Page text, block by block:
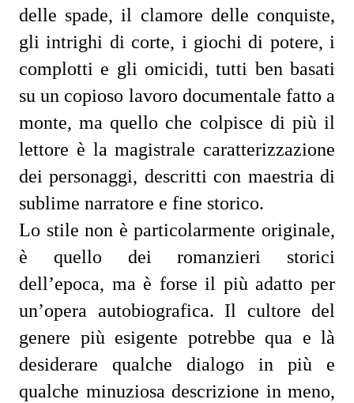
delle spade, il clamore delle conquiste,
gli intrighi di corte, i giochi di potere, i
complotti e gli omicidi, tutti ben basati
su un copioso lavoro documentale fatto a
monte, ma quello che colpisce di più il
lettore è la magistrale caratterizzazione
dei personaggi, descritti con maestria di
sublime narratore e fine storico.
Lo stile non è particolarmente originale,
è quello dei romanzieri storici
dell’epoca, ma è forse il più adatto per
un’opera autobiografica. Il cultore del
genere più esigente potrebbe qua e là
desiderare qualche dialogo in più e
qualche minuziosa descrizione in meno,